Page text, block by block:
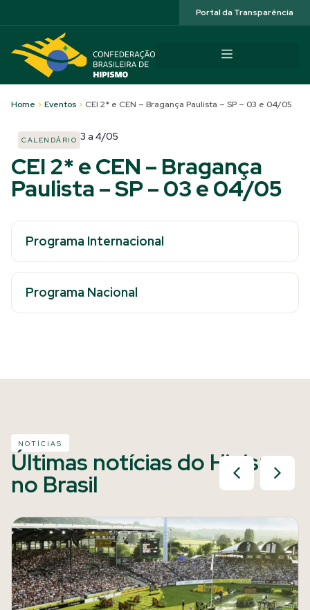
Portal da Transparência
Home > Eventos > CEI 2* e CEN – Bragança Paulista – SP – 03 e 04/05
CALENDÁRIO 3 a 4/05
CEI 2* e CEN – Bragança
Paulista – SP – 03 e 04/05
Programa Internacional
Programa Nacional
NOTÍCIAS
Últimas notícias do Hipismo
no Brasil